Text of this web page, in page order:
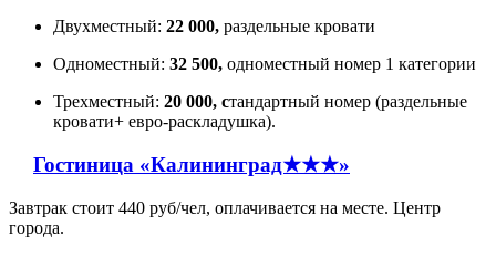
Двухместный: 22 000, раздельные кровати
Одноместный: 32 500, одноместный номер 1 категории
Трехместный: 20 000, стандартный номер (раздельные
кровати+ евро-раскладушка).
Гостиница «Калининград★★★»
Завтрак стоит 440 руб/чел, оплачивается на месте. Центр
города.